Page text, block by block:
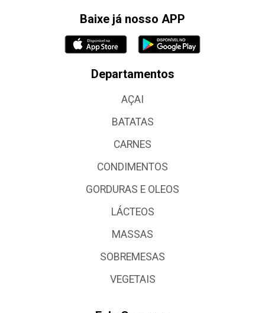
Baixe já nosso APP
Departamentos
AÇAI
BATATAS
CARNES
CONDIMENTOS
GORDURAS E OLEOS
LÁCTEOS
MASSAS
SOBREMESAS
VEGETAIS